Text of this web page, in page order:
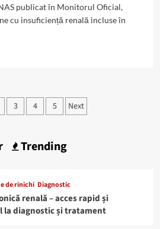
publicat în Monitorul Oficial,
cu insuficiență renală incluse în
3 4 5 Next
Trending
de rinichi Diagnostic
renală – acces rapid și
la diagnostic și tratament